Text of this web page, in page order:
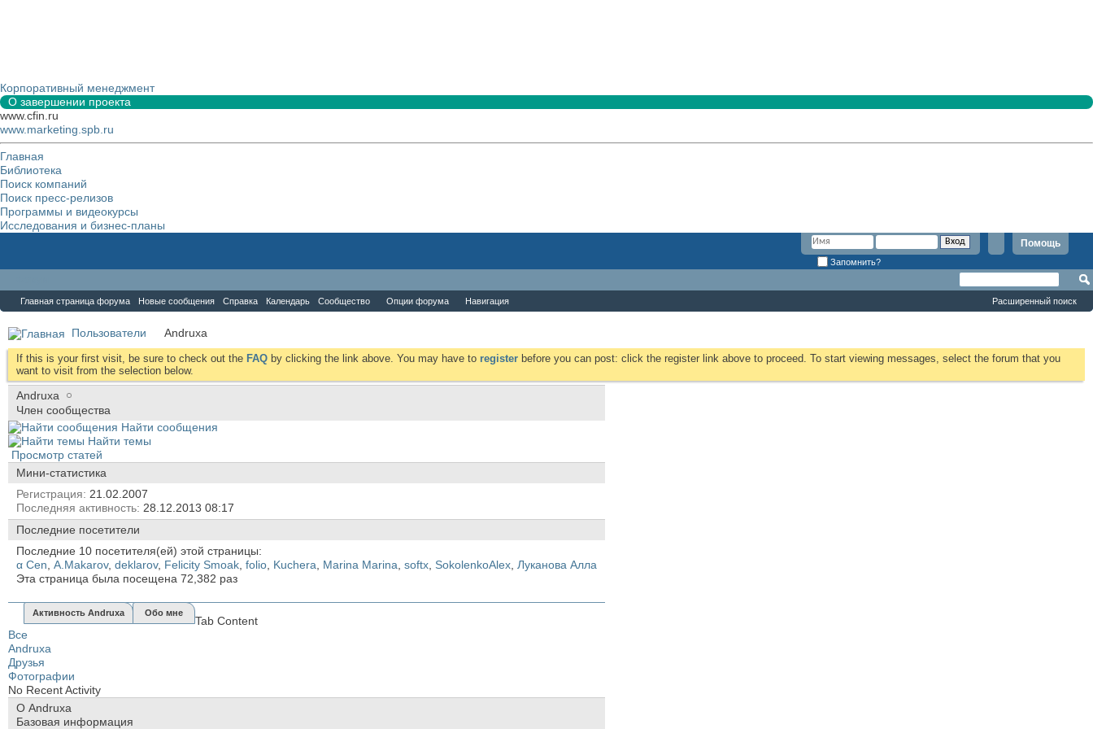
Корпоративный менеджмент
О завершении проекта
www.cfin.ru
www.marketing.spb.ru
Главная
Библиотека
Поиск компаний
Поиск пресс-релизов
Программы и видеокурсы
Исследования и бизнес-планы
Помощь
Запомнить?
Главная страница форума Новые сообщения Справка Календарь Сообщество Опции форума Навигация Расширенный поиск
Пользователи Andruxa
If this is your first visit, be sure to check out the FAQ by clicking the link above. You may have to register before you can post: click the register link above to proceed. To start viewing messages, select the forum that you
want to visit from the selection below.
Andruxa
Член сообщества
Найти сообщения
Найти темы
Просмотр статей
Мини-статистика
Регистрация 21.02.2007
Последняя активность 28.12.2013 08:17
Последние посетители
Последние 10 посетителя(ей) этой страницы:
α Cen, A.Makarov, deklarov, Felicity Smoak, folio, Kuchera, Marina Marina, softx, SokolenkoAlex, Луканова Алла
Эта страница была посещена 72,382 раз
Активность Andruxa Обо мне
Tab Content
Все
Andruxa
Друзья
Фотографии
No Recent Activity
О Andruxa
Базовая информация